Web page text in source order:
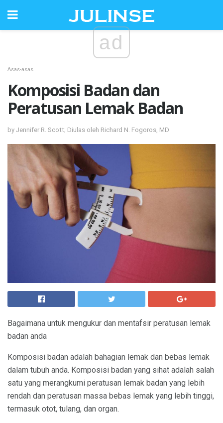
ad
Asas-asas
Komposisi Badan dan
Peratusan Lemak Badan
by Jennifer R. Scott; Diulas oleh Richard N. Fogoros, MD
Bagaimana untuk mengukur dan mentafsir peratusan lemak
badan anda
Komposisi badan adalah bahagian lemak dan bebas lemak
dalam tubuh anda. Komposisi badan yang sihat adalah salah
satu yang merangkumi peratusan lemak badan yang lebih
rendah dan peratusan massa bebas lemak yang lebih tinggi,
termasuk otot, tulang, dan organ.